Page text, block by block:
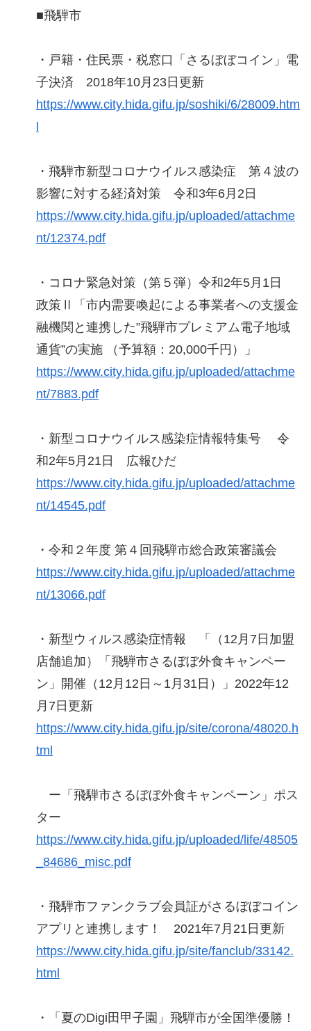
■飛騨市
・戸籍・住民票・税窓口「さるぼぼコイン」電
子決済 2018年10月23日更新
https://www.city.hida.gifu.jp/soshiki/6/28009.htm
l
・飛騨市新型コロナウイルス感染症 第４波の
影響に対する経済対策 令和3年6月2日
https://www.city.hida.gifu.jp/uploaded/attachme
nt/12374.pdf
・コロナ緊急対策（第５弾）令和2年5月1日
政策Ⅱ「市内需要喚起による事業者への支援金
融機関と連携した”飛騨市プレミアム電子地域
通貨”の実施 （予算額：20,000千円）」
https://www.city.hida.gifu.jp/uploaded/attachme
nt/7883.pdf
・新型コロナウイルス感染症情報特集号 令
和2年5月21日 広報ひだ
https://www.city.hida.gifu.jp/uploaded/attachme
nt/14545.pdf
・令和２年度 第４回飛騨市総合政策審議会
https://www.city.hida.gifu.jp/uploaded/attachme
nt/13066.pdf
・新型ウィルス感染症情報 「（12月7日加盟
店舗追加）「飛騨市さるぼぼ外食キャンペー
ン」開催（12月12日～1月31日）」2022年12
月7日更新
https://www.city.hida.gifu.jp/site/corona/48020.h
tml
ー「飛騨市さるぼぼ外食キャンペーン」ポス
ター
https://www.city.hida.gifu.jp/uploaded/life/48505
_84686_misc.pdf
・飛騨市ファンクラブ会員証がさるぼぼコイン
アプリと連携します！ 2021年7月21日更新
https://www.city.hida.gifu.jp/site/fanclub/33142.
html
・「夏のDigi田甲子園」飛騨市が全国準優勝！